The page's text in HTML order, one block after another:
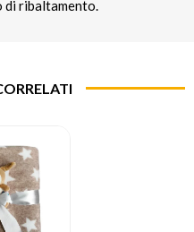
di ribaltamento.